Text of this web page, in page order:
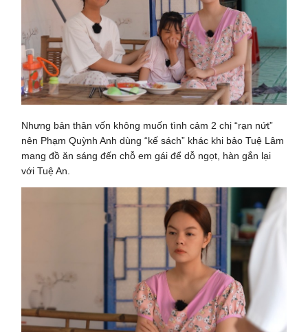
Nhưng bản thân vốn không muốn tình cảm 2 chị “rạn nứt”
nên Phạm Quỳnh Anh dùng “kế sách” khác khi bảo Tuệ Lâm
mang đồ ăn sáng đến chỗ em gái để dỗ ngọt, hàn gắn lại
với Tuệ An.